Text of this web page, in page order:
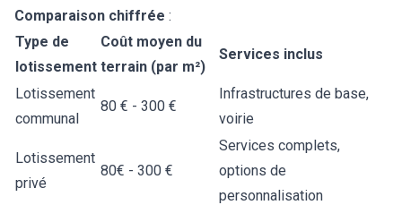
Comparaison chiffrée :
Type de
lotissement
Coût moyen du
terrain (par m²)
Services inclus
Lotissement
communal
80 € - 300 €
Infrastructures de base,
voirie
Lotissement
privé
80€ - 300 €
Services complets,
options de
personnalisation